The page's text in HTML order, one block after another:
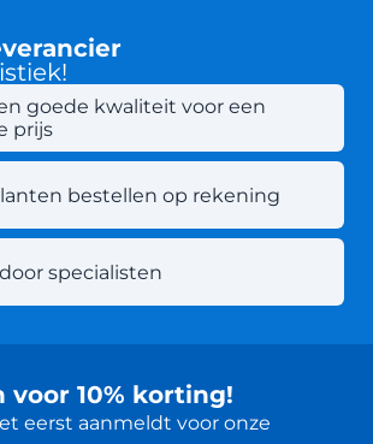
goede kwaliteit voor een
prijs
bestellen op rekening
specialisten
voor 10% korting!
eerst aanmeldt voor onze